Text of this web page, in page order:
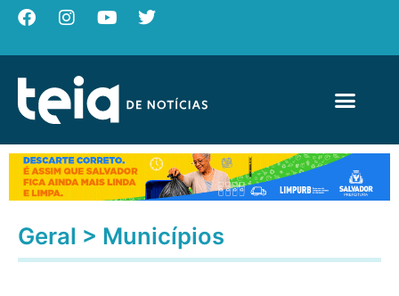
Geral > Municípios